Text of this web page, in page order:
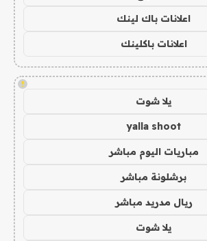
اعلانات باك لينك
اعلانات باكلينك
!
يلا شوت
yalla shoot
مباريات اليوم مباشر
برشلونة مباشر
ريال مدريد مباشر
يلا شوت